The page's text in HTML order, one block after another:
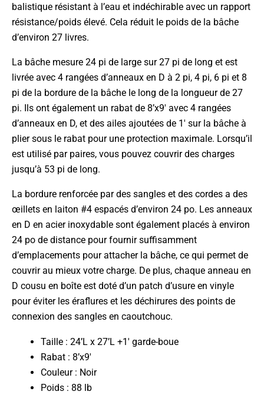
balistique résistant à l’eau et indéchirable avec un rapport
résistance/poids élevé. Cela réduit le poids de la bâche
d’environ 27 livres.
La bâche mesure 24 pi de large sur 27 pi de long et est
livrée avec 4 rangées d’anneaux en D à 2 pi, 4 pi, 6 pi et 8
pi de la bordure de la bâche le long de la longueur de 27
pi. Ils ont également un rabat de 8’x9′ avec 4 rangées
d’anneaux en D, et des ailes ajoutées de 1′ sur la bâche à
plier sous le rabat pour une protection maximale. Lorsqu’il
est utilisé par paires, vous pouvez couvrir des charges
jusqu’à 53 pi de long.
La bordure renforcée par des sangles et des cordes a des
œillets en laiton #4 espacés d’environ 24 po. Les anneaux
en D en acier inoxydable sont également placés à environ
24 po de distance pour fournir suffisamment
d’emplacements pour attacher la bâche, ce qui permet de
couvrir au mieux votre charge. De plus, chaque anneau en
D cousu en boîte est doté d’un patch d’usure en vinyle
pour éviter les éraflures et les déchirures des points de
connexion des sangles en caoutchouc.
Taille : 24’L x 27’L +1′ garde-boue
Rabat : 8’x9′
Couleur : Noir
Poids : 88 lb